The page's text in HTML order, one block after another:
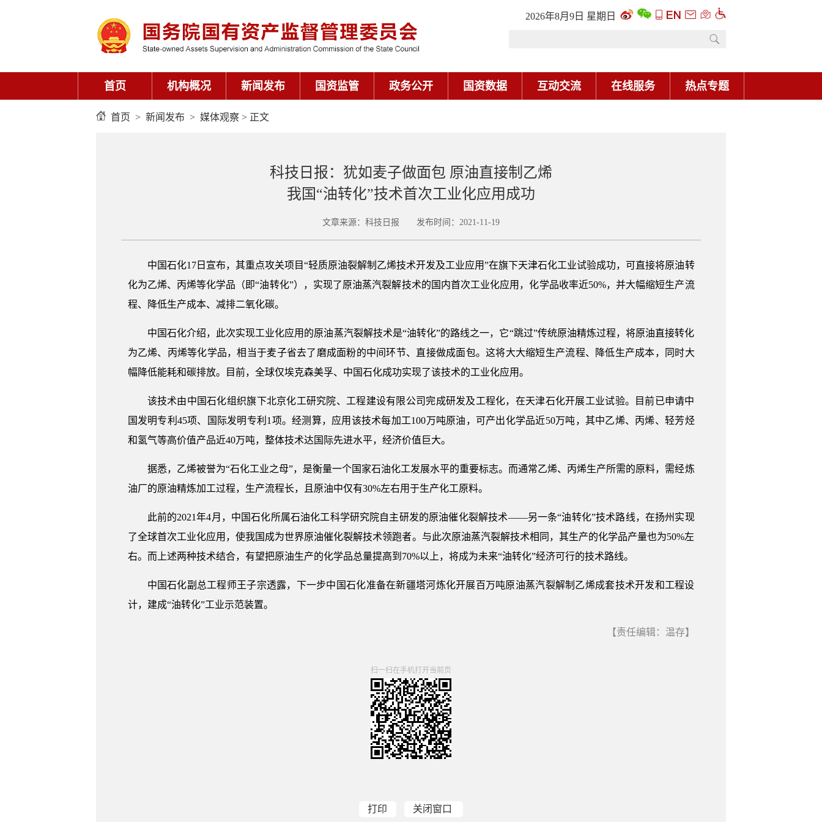
2026年8月9日 星期日
首页 机构概况 新闻发布 国资监管 政务公开 国资数据 互动交流 在线服务 热点专题
首页 > 新闻发布 > 媒体观察 > 正文
科技日报：犹如麦子做面包 原油直接制乙烯
我国“油转化”技术首次工业化应用成功
文章来源：科技日报 发布时间：2021-11-19
中国石化17日宣布，其重点攻关项目“轻质原油裂解制乙烯技术开发及工业应用”在旗下天津石化工业试验成功，可直接将原油转
化为乙烯、丙烯等化学品（即“油转化”），实现了原油蒸汽裂解技术的国内首次工业化应用，化学品收率近50%，并大幅缩短生产流
程、降低生产成本、减排二氧化碳。
中国石化介绍，此次实现工业化应用的原油蒸汽裂解技术是“油转化”的路线之一，它“跳过”传统原油精炼过程，将原油直接转化
为乙烯、丙烯等化学品，相当于麦子省去了磨成面粉的中间环节、直接做成面包。这将大大缩短生产流程、降低生产成本，同时大
幅降低能耗和碳排放。目前，全球仅埃克森美孚、中国石化成功实现了该技术的工业化应用。
该技术由中国石化组织旗下北京化工研究院、工程建设有限公司完成研发及工程化，在天津石化开展工业试验。目前已申请中
国发明专利45项、国际发明专利1项。经测算，应用该技术每加工100万吨原油，可产出化学品近50万吨，其中乙烯、丙烯、轻芳烃
和氢气等高价值产品近40万吨，整体技术达国际先进水平，经济价值巨大。
据悉，乙烯被誉为“石化工业之母”，是衡量一个国家石油化工发展水平的重要标志。而通常乙烯、丙烯生产所需的原料，需经炼
油厂的原油精炼加工过程，生产流程长，且原油中仅有30%左右用于生产化工原料。
此前的2021年4月，中国石化所属石油化工科学研究院自主研发的原油催化裂解技术——另一条“油转化”技术路线，在扬州实现
了全球首次工业化应用，使我国成为世界原油催化裂解技术领跑者。与此次原油蒸汽裂解技术相同，其生产的化学品产量也为50%左
右。而上述两种技术结合，有望把原油生产的化学品总量提高到70%以上，将成为未来“油转化”经济可行的技术路线。
中国石化副总工程师王子宗透露，下一步中国石化准备在新疆塔河炼化开展百万吨原油蒸汽裂解制乙烯成套技术开发和工程设
计，建成“油转化”工业示范装置。
【责任编辑：温存】
扫一扫在手机打开当前页
打印 关闭窗口